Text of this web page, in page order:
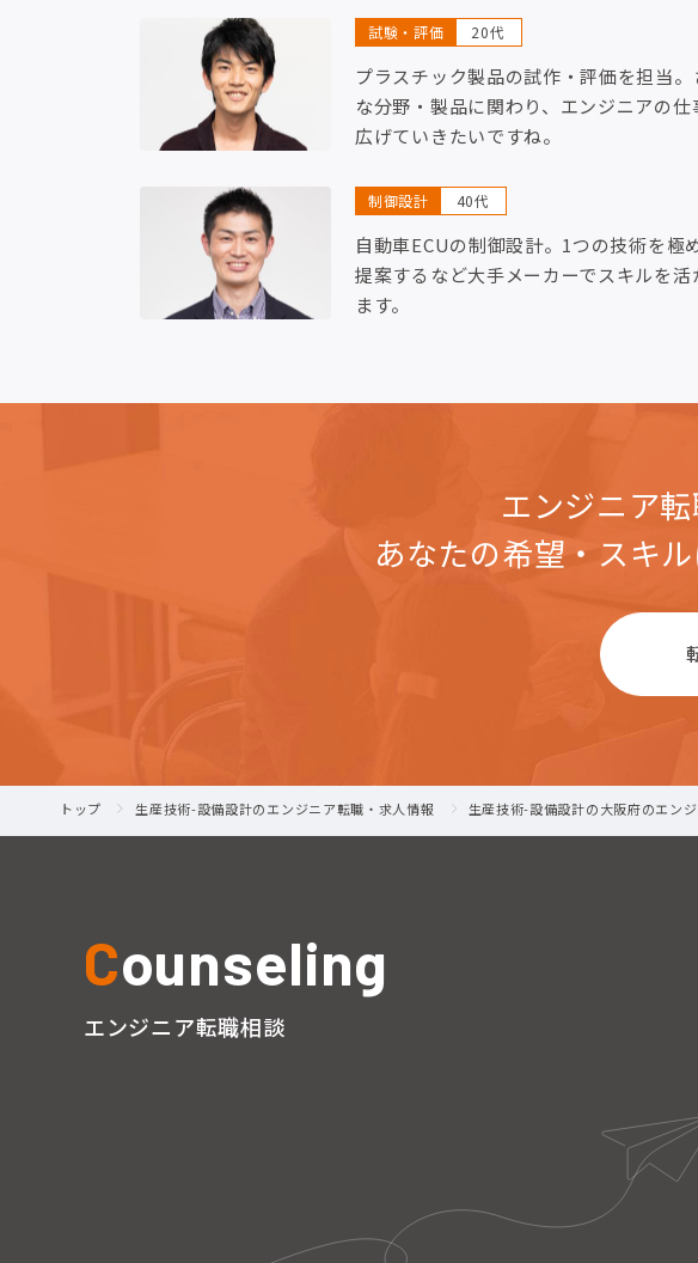
試験・評価 20代
プラスチック製品の試作・評価を担当。
な分野・製品に関わり、エンジニアの仕
広げていきたいですね。
制御設計 40代
自動車ECUの制御設計。1つの技術を極
提案するなど大手メーカーでスキルを活
ます。
エンジニア
あなたの希望・スキ
トップ 生産技術-設備設計のエンジニア転職・求人情報 生産技術-設備設計の大阪府のエン
Counseling
エンジニア転職相談